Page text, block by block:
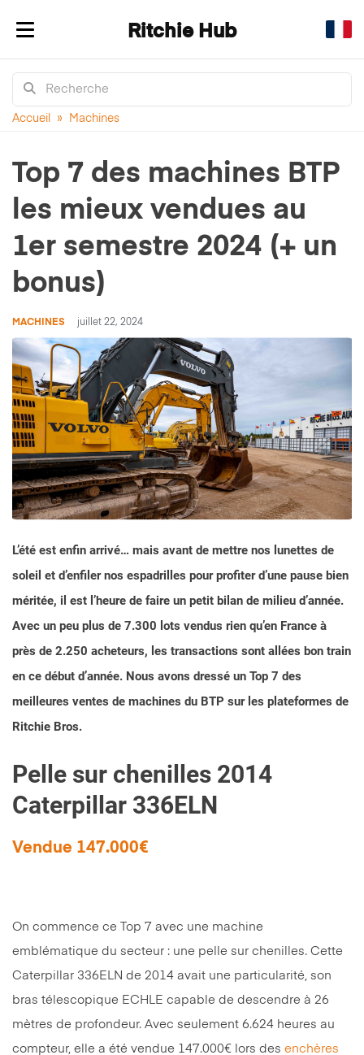
Afficher/masquer la navigation
Ritchie Hub
Accueil » Machines
Top 7 des machines BTP
les mieux vendues au
1er semestre 2024 (+ un
bonus)
MACHINES juillet 22, 2024
L’été est enfin arrivé… mais avant de mettre nos lunettes de
soleil et d’enfiler nos espadrilles pour profiter d’une pause bien
méritée, il est l’heure de faire un petit bilan de milieu d’année.
Avec un peu plus de 7.300 lots vendus rien qu’en France à
près de 2.250 acheteurs, les transactions sont allées bon train
en ce début d’année. Nous avons dressé un Top 7 des
meilleures ventes de machines du BTP sur les plateformes de
Ritchie Bros.
Pelle sur chenilles 2014
Caterpillar 336ELN
Vendue 147.000€
On commence ce Top 7 avec une machine
emblématique du secteur : une pelle sur chenilles. Cette
Caterpillar 336ELN de 2014 avait une particularité, son
bras télescopique ECHLE capable de descendre à 26
mètres de profondeur. Avec seulement 6.624 heures au
compteur, elle a été vendue 147.000€ lors des enchères